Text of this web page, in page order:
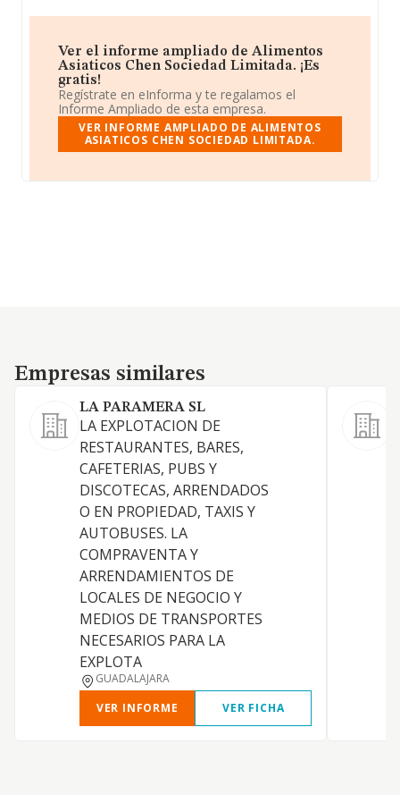
Ver el informe ampliado de Alimentos
Asiaticos Chen Sociedad Limitada. ¡Es
gratis!
Regístrate en eInforma y te regalamos el
Informe Ampliado de esta empresa.
VER INFORME AMPLIADO DE ALIMENTOS
ASIATICOS CHEN SOCIEDAD LIMITADA.
Empresas similares
Empresas similares
LA PARAMERA SL
LA EXPLOTACION DE
RESTAURANTES, BARES,
CAFETERIAS, PUBS Y
DISCOTECAS, ARRENDADOS
O EN PROPIEDAD, TAXIS Y
AUTOBUSES. LA
COMPRAVENTA Y
ARRENDAMIENTOS DE
LOCALES DE NEGOCIO Y
MEDIOS DE TRANSPORTES
NECESARIOS PARA LA
EXPLOTA
GUADALAJARA
VER INFORME
VER FICHA